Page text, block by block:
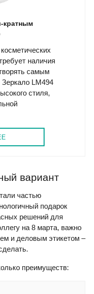
кратным
наличия
самым
LM494
стиля,
вариант
частью
подарок
решений для
на 8 марта, важно
и деловым этикетом –
преимуществ: